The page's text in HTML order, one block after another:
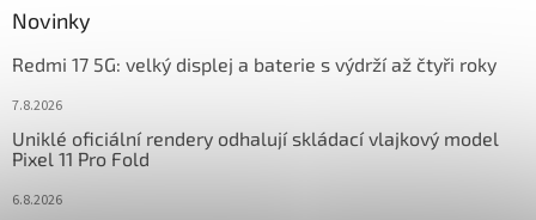
Novinky
Redmi 17 5G: velký displej a baterie s výdrží až čtyři roky
7.8.2026
Uniklé oficiální rendery odhalují skládací vlajkový model
Pixel 11 Pro Fold
6.8.2026